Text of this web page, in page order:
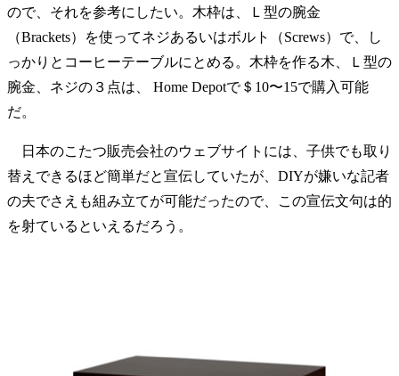
ので、それを参考にしたい。木枠は、Ｌ型の腕金
（Brackets）を使ってネジあるいはボルト（Screws）で、し
っかりとコーヒーテーブルにとめる。木枠を作る木、Ｌ型の
腕金、ネジの３点は、 Home Depotで＄10〜15で購入可能
だ。
日本のこたつ販売会社のウェブサイトには、子供でも取り
替えできるほど簡単だと宣伝していたが、DIYが嫌いな記者
の夫でさえも組み立てが可能だったので、この宣伝文句は的
を射ているといえるだろう。